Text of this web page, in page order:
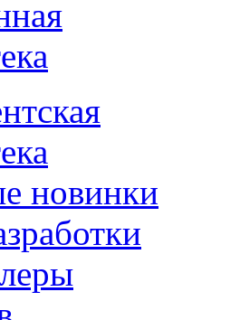
новинки